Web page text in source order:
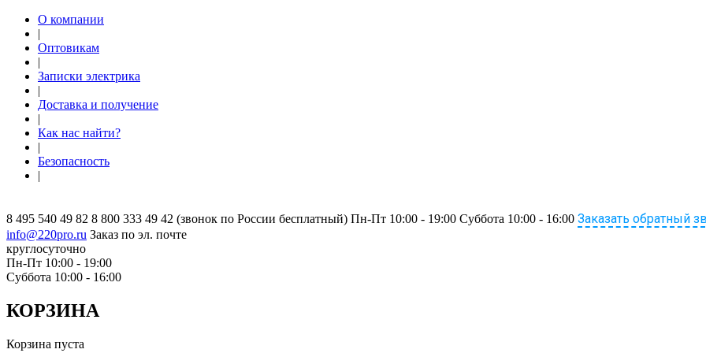
О компании
|
Оптовикам
|
Записки электрика
|
Доставка и получение
|
Как нас найти?
|
Безопасность
|
8 495 540 49 82 8 800 333 49 42 (звонок по России бесплатный) Пн-Пт 10:00 - 19:00 Суббота 10:00 - 16:00 Заказать обратный
info@220pro.ru Заказ по эл. почте
круглосуточно
Пн-Пт 10:00 - 19:00
Суббота 10:00 - 16:00
КОРЗИНА
Корзина пуста